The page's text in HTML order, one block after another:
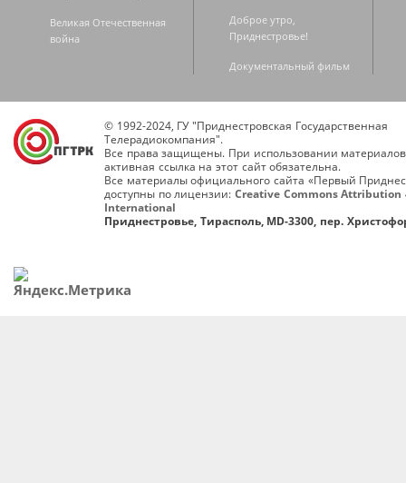
Великая Отечественная
война
Доброе утро,
Приднестровье!
Документальный фильм
© 1992-2024, ГУ "Приднестровская Государственная
Телерадиокомпания".
Все права защищены. При использовании
активная ссылка на этот сайт обязательна.
Все материалы официального сайта «Первый
доступны по лицензии: Creative Commons Attribution
International
Приднестровье, Тирасполь, MD-3300, пер.